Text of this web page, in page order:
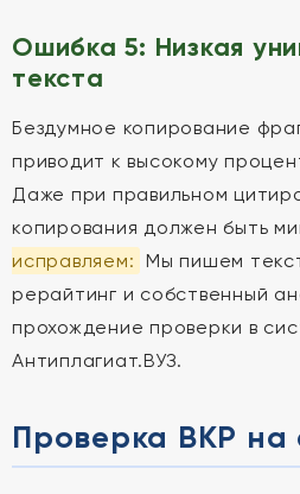
Ошибка 5: Низкая
текста
Бездумное копирование
приводит к высокому
Даже при правильном
копирования должен быть
исправляем: Мы пишем
рерайтинг и собственный
прохождение проверки в
Антиплагиат.ВУЗ.
Проверка ВКР на